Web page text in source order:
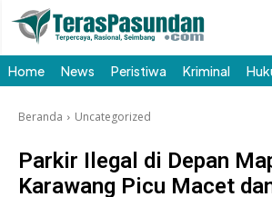
Home News Peristiwa Kriminal
Beranda Uncategorized
Parkir Ilegal di Depan
Karawang Picu Macet